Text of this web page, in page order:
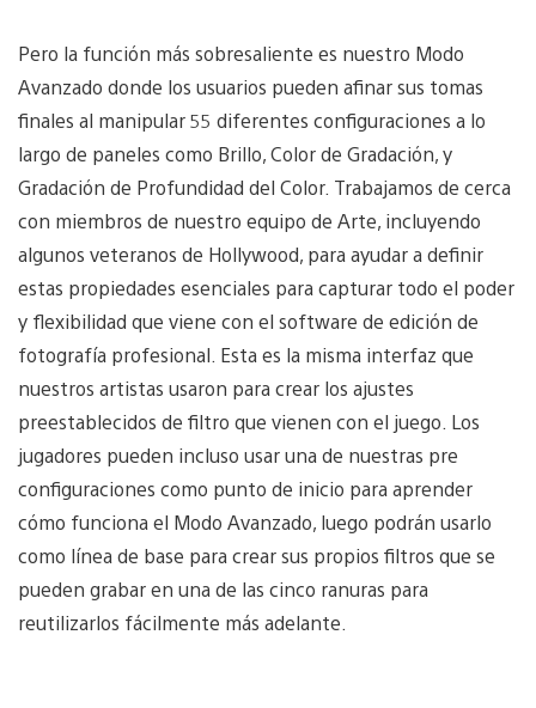
Pero la función más sobresaliente es nuestro Modo
Avanzado donde los usuarios pueden afinar sus tomas
finales al manipular 55 diferentes configuraciones a lo
largo de paneles como Brillo, Color de Gradación, y
Gradación de Profundidad del Color. Trabajamos de cerca
con miembros de nuestro equipo de Arte, incluyendo
algunos veteranos de Hollywood, para ayudar a definir
estas propiedades esenciales para capturar todo el poder
y flexibilidad que viene con el software de edición de
fotografía profesional. Esta es la misma interfaz que
nuestros artistas usaron para crear los ajustes
preestablecidos de filtro que vienen con el juego. Los
jugadores pueden incluso usar una de nuestras pre
configuraciones como punto de inicio para aprender
cómo funciona el Modo Avanzado, luego podrán usarlo
como línea de base para crear sus propios filtros que se
pueden grabar en una de las cinco ranuras para
reutilizarlos fácilmente más adelante.